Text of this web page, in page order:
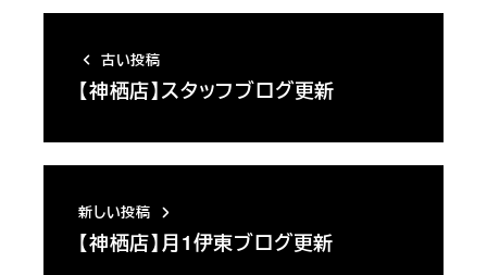
古い投稿
【神栖店】スタッフブログ更新
新しい投稿
【神栖店】月1伊東ブログ更新